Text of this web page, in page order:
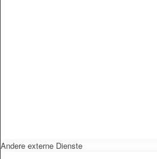
Andere externe Dienste